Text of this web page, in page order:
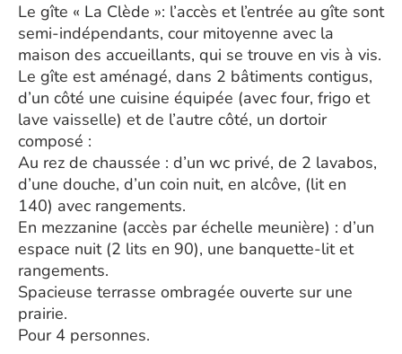
Le gîte « La Clède »: l’accès et l’entrée au gîte sont
semi-indépendants, cour mitoyenne avec la
maison des accueillants, qui se trouve en vis à vis.
Le gîte est aménagé, dans 2 bâtiments contigus,
d’un côté une cuisine équipée (avec four, frigo et
lave vaisselle) et de l’autre côté, un dortoir
composé :
Au rez de chaussée : d’un wc privé, de 2 lavabos,
d’une douche, d’un coin nuit, en alcôve, (lit en
140) avec rangements.
En mezzanine (accès par échelle meunière) : d’un
espace nuit (2 lits en 90), une banquette-lit et
rangements.
Spacieuse terrasse ombragée ouverte sur une
prairie.
Pour 4 personnes.